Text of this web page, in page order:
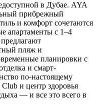
в Дубае. AYA
прибрежный
и комфорт сочетаются
апартаменты с 1–4
пляж и
планировки с
и смарт-
по-настоящему
и центр здоровья
— и все это всего в